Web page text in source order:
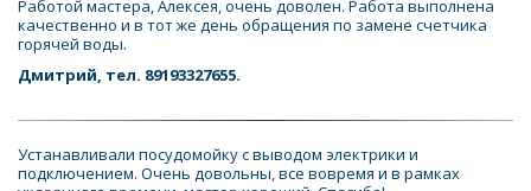
Работой мастера, Алексея, очень доволен. Работа выполнена
качественно и в тот же день обращения по замене счетчика
горячей воды.
Дмитрий, тел. 89193327655.
Устанавливали посудомойку с выводом электрики и
подключением. Очень довольны, все вовремя и в рамках